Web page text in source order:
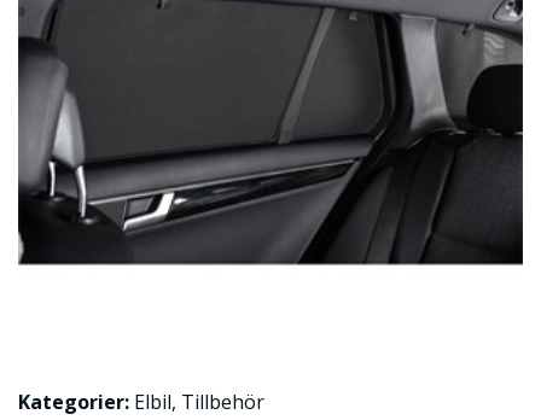
Kategorier: Elbil, Tillbehör